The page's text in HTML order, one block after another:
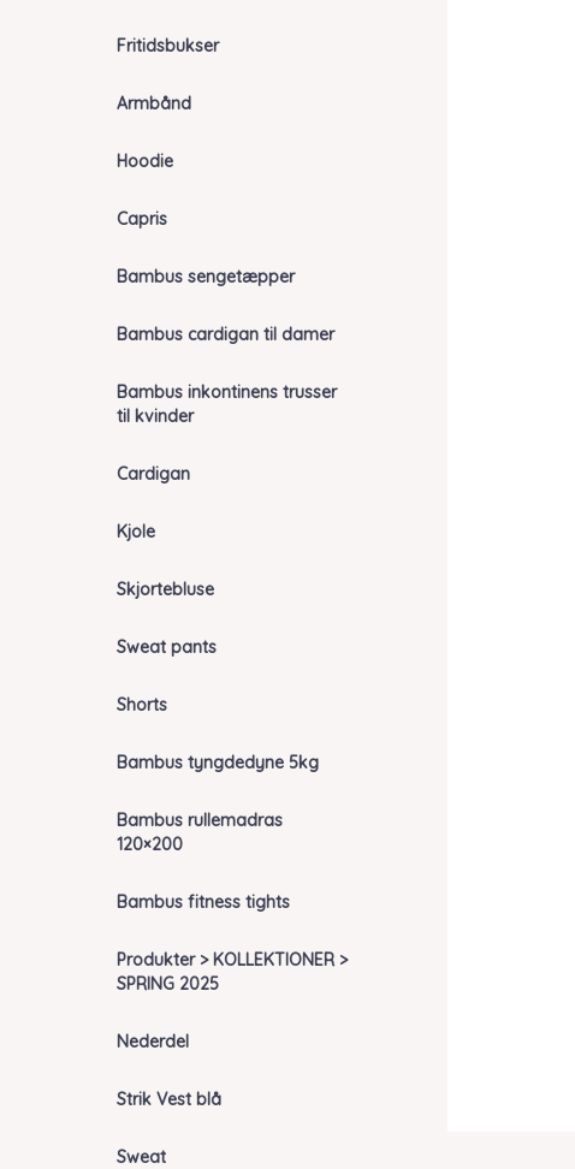
Fritidsbukser
Armbånd
Hoodie
Capris
Bambus sengetæpper
Bambus cardigan til damer
Bambus inkontinens trusser
til kvinder
Cardigan
Kjole
Skjortebluse
Sweat pants
Shorts
Bambus tyngdedyne 5kg
Bambus rullemadras
120×200
Bambus fitness tights
Produkter > KOLLEKTIONER >
SPRING 2025
Nederdel
Strik Vest blå
Sweat